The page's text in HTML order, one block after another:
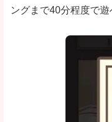
ングまで40分程度で遊